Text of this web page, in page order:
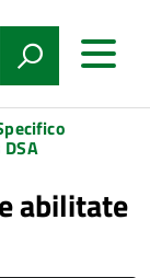
abilitate